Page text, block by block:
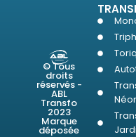
© Tous
droits
réservés -
ABL
Transfo
2023
Marque
déposée